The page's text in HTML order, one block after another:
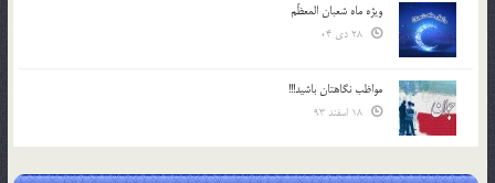
ویژه ماه شعبان المعظّم
مواظب نگاهتان باشید!!!